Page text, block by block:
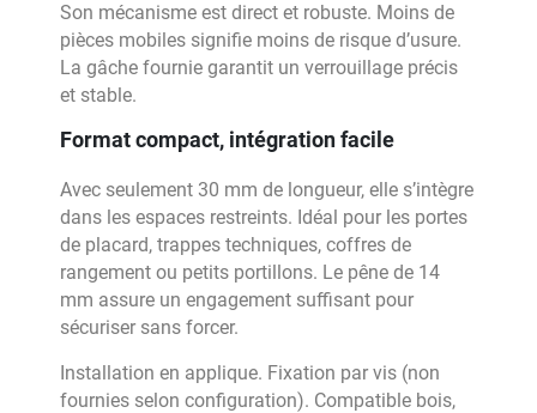
Son mécanisme est direct et robuste. Moins de
pièces mobiles signifie moins de risque d’usure.
La gâche fournie garantit un verrouillage précis
et stable.
Format compact, intégration facile
Avec seulement 30 mm de longueur, elle s’intègre
dans les espaces restreints. Idéal pour les portes
de placard, trappes techniques, coffres de
rangement ou petits portillons. Le pêne de 14
mm assure un engagement suffisant pour
sécuriser sans forcer.
Installation en applique. Fixation par vis (non
fournies selon configuration). Compatible bois,